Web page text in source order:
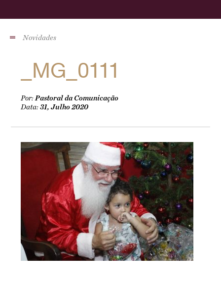
Novidades
_MG_0111
Por:Pastoral da Comunicação
Data:31, Julho 2020